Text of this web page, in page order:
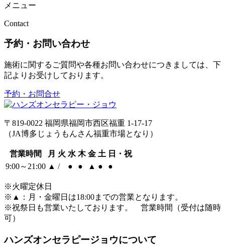
メニュー
Contact
予約・お問い合わせ
施術に関するご質問や各種お問い合わせにつきましては、下
記よりお受けしております。
予約・お問合せ
〒819-0022 福岡県福岡市西区福重 1-17-17
（JA博多じょうもんさん福重市場となり）
営業時間 月 火 水 木 金 土 日・祝
9:00～21:00 ▲ / ● ● ▲ ● ●
※火曜定休日
※ ▲
：月・金曜日は18:00までの営業となります。
※祝祭日も営業いたしております。 営業時間（受付は随時
可）
ハンズオンセラピージョウについて